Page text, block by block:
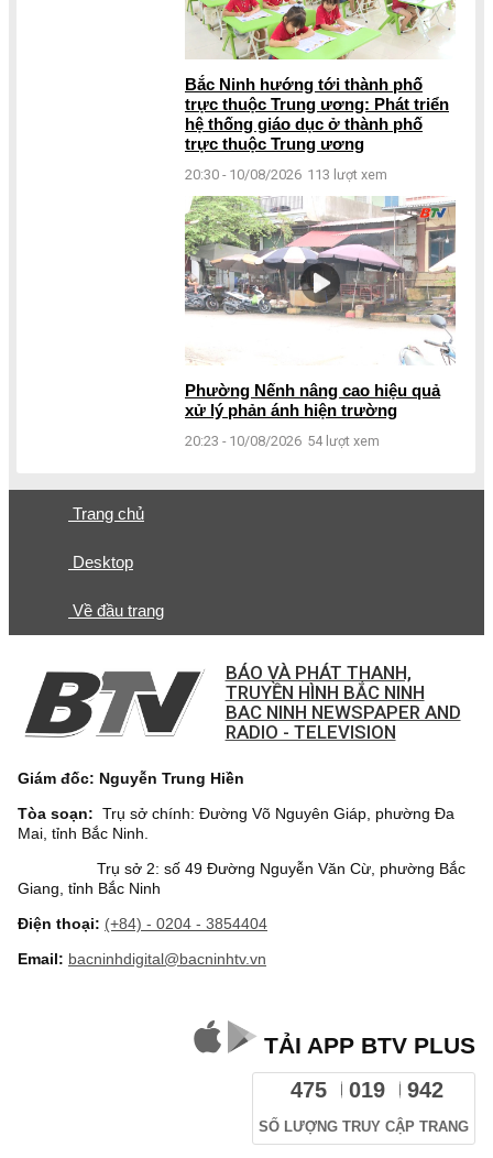
Bắc Ninh hướng tới thành phố
trực thuộc Trung ương: Phát triển
hệ thống giáo dục ở thành phố
trực thuộc Trung ương
20:30 - 10/08/2026 113 lượt xem
Phường Nếnh nâng cao hiệu quả
xử lý phản ánh hiện trường
20:23 - 10/08/2026 54 lượt xem
Trang chủ
Desktop
Về đầu trang
BÁO VÀ PHÁT THANH,
TRUYỀN HÌNH BẮC NINH
BAC NINH NEWSPAPER AND
RADIO - TELEVISION
Giám đốc: Nguyễn Trung Hiền
Tòa soạn: Trụ sở chính: Đường Võ Nguyên Giáp, phường Đa
Mai, tỉnh Bắc Ninh.
Trụ sở 2: số 49 Đường Nguyễn Văn Cừ, phường Bắc
Giang, tỉnh Bắc Ninh
Điện thoại: (+84) - 0204 - 3854404
Email: bacninhdigital@bacninhtv.vn
TẢI APP BTV PLUS
475 019 942
SỐ LƯỢNG TRUY CẬP TRANG